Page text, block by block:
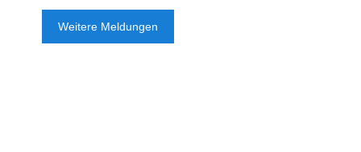
Weitere Meldungen